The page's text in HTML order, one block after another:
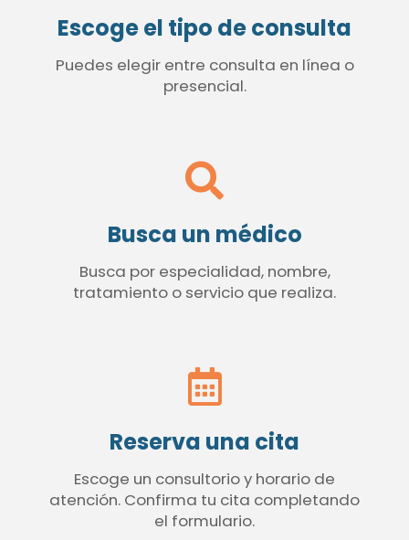
Escoge el tipo de consulta
Puedes elegir entre consulta en línea o
presencial.
Busca un médico
Busca por especialidad, nombre,
tratamiento o servicio que realiza.
Reserva una cita
Escoge un consultorio y horario de
atención. Confirma tu cita completando
el formulario.